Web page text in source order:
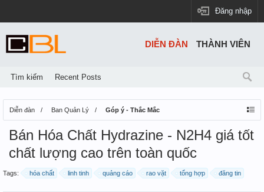
Đăng nhập
Diễn đàn Ban Quản Lý Góp ý - Thắc Mắc
Bán Hóa Chất Hydrazine - N2H4 giá tốt
chất lượng cao trên toàn quốc
Tags: hóa chất linh tinh quảng cáo rao vặt tổng hợp đăng tin
DIỄN ĐÀN
Tìm kiếm Recent Posts
THÀNH VIÊN